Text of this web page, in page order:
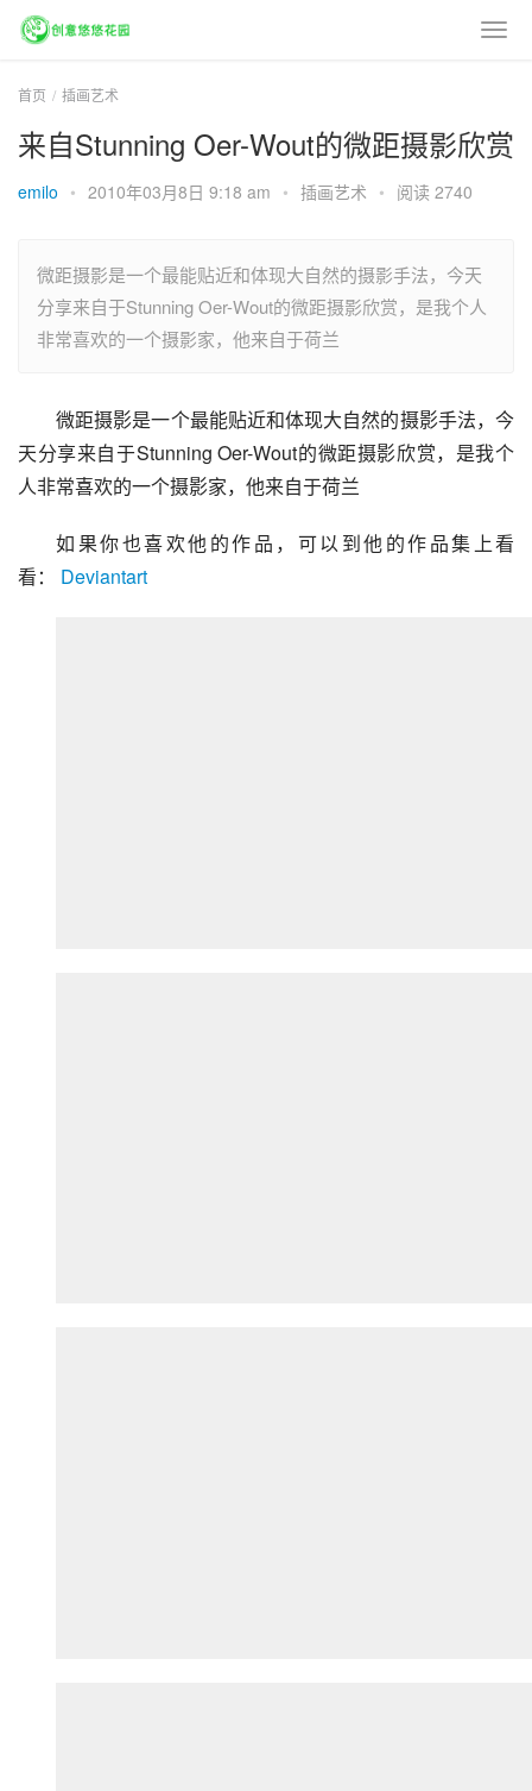
首页 插画艺术
来自Stunning Oer-Wout的微距摄影欣赏
emilo • 2010年03月8日 9:18 am • 插画艺术 • 阅读 2740
微距摄影是一个最能贴近和体现大自然的摄影手法，今天
分享来自于Stunning Oer-Wout的微距摄影欣赏，是我个人
非常喜欢的一个摄影家，他来自于荷兰
微距摄影是一个最能贴近和体现大自然的摄影手法，今
天分享来自于Stunning Oer-Wout的微距摄影欣赏，是我个
人非常喜欢的一个摄影家，他来自于荷兰
如果你也喜欢他的作品，可以到他的作品集上看
看： Deviantart